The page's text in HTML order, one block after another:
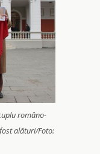
româno-
alături/Foto: